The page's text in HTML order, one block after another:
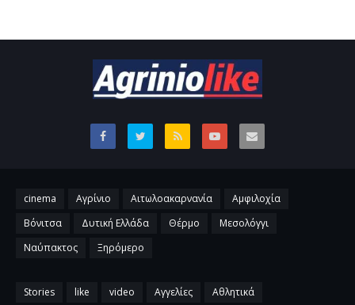
cinema Αγρίνιο Αιτωλοακαρνανία
Αμφιλοχία
Βόνιτσα
Δυτική Ελλάδα Θέρμο
Μεσολόγγι
Ναύπακτος
Ξηρόμερο
Stories like video Αγγελίες
Αθλητικά